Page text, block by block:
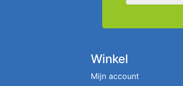
Winkel
Mijn account